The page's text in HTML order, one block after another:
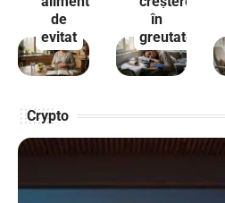
de
evitat
în
greutate
Crypto